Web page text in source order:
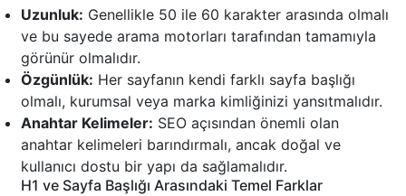
Uzunluk: Genellikle 50 ile 60 karakter arasında olmalı
ve bu sayede arama motorları tarafından tamamıyla
görünür olmalıdır.
Özgünlük: Her sayfanın kendi farklı sayfa başlığı
olmalı, kurumsal veya marka kimliğinizi yansıtmalıdır.
Anahtar Kelimeler: SEO açısından önemli olan
anahtar kelimeleri barındırmalı, ancak doğal ve
kullanıcı dostu bir yapı da sağlamalıdır.
H1 ve Sayfa Başlığı Arasındaki Temel Farklar